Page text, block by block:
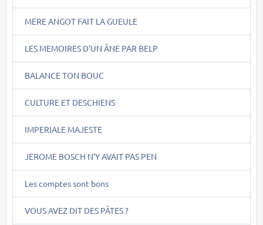
MERE ANGOT FAIT LA GUEULE
LES MEMOIRES D'UN ÂNE PAR BELP
BALANCE TON BOUC
CULTURE ET DESCHIENS
IMPERIALE MAJESTE
JEROME BOSCH N'Y AVAIT PAS PEN
Les comptes sont bons
VOUS AVEZ DIT DES PÂTES ?